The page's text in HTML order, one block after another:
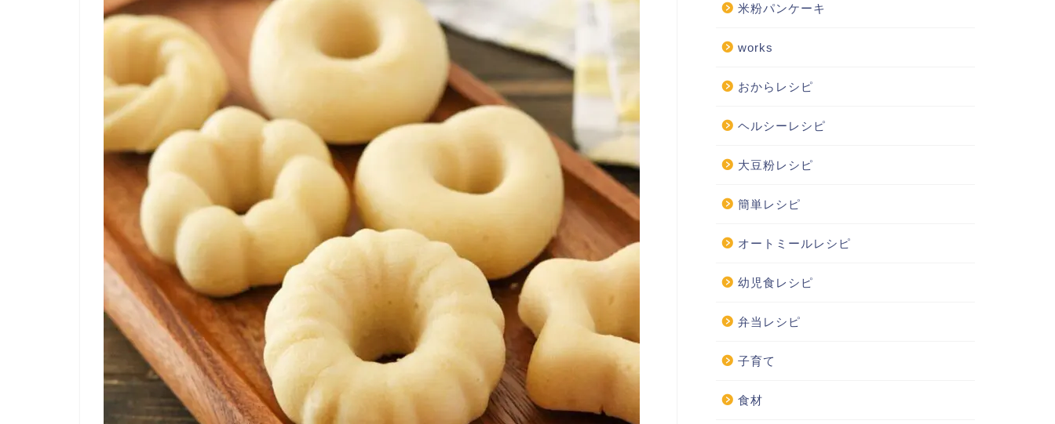
米粉パンケーキ
works
おからレシピ
ヘルシーレシピ
大豆粉レシピ
簡単レシピ
オートミールレシピ
幼児食レシピ
弁当レシピ
子育て
食材